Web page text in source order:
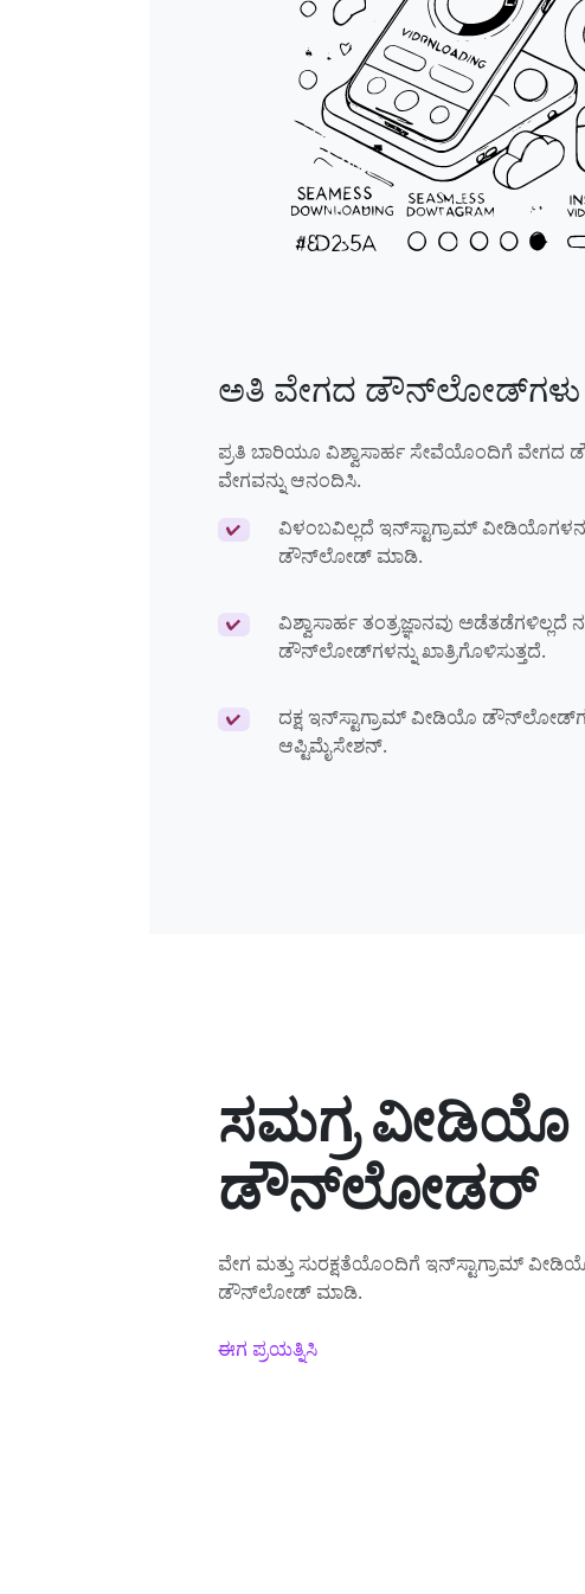
ಅತಿ ವೇಗದ ಡೌನ್‌ಲೋಡ್‌ಗಳು
ಪ್ರತಿ ಬಾರಿಯೂ ವಿಶ್ವಾಸಾರ್ಹ ಸೇವೆಯೊಂದಿಗೆ
ವೇಗವನ್ನು ಆನಂದಿಸಿ.
✔
ವಿಳಂಬವಿಲ್ಲದೆ ಇನ್‌ಸ್ಟಾಗ್ರಾಮ್
ಡೌನ್‌ಲೋಡ್ ಮಾಡಿ.
✔
ವಿಶ್ವಾಸಾರ್ಹ ತಂತ್ರಜ್ಞಾನವು
ಡೌನ್‌ಲೋಡ್‌ಗಳನ್ನು ಖಾತ್ರಿಗೊಳಿಸುತ್ತದೆ.
✔
ದಕ್ಷ ಇನ್‌ಸ್ಟಾಗ್ರಾಮ್ ವೀಡಿಯೊ
ಆಪ್ಟಿಮೈಸೇಶನ್.
ಸಮಗ್ರ ವೀಡಿಯೊ
ಡೌನ್‌ಲೋಡರ್
ವೇಗ ಮತ್ತು ಸುರಕ್ಷತೆಯೊಂದಿಗೆ ಇನ್‌ಸ್ಟಾಗ್ರಾಮ್
ಡೌನ್‌ಲೋಡ್ ಮಾಡಿ.
ಈಗ ಪ್ರಯತ್ನಿಸಿ